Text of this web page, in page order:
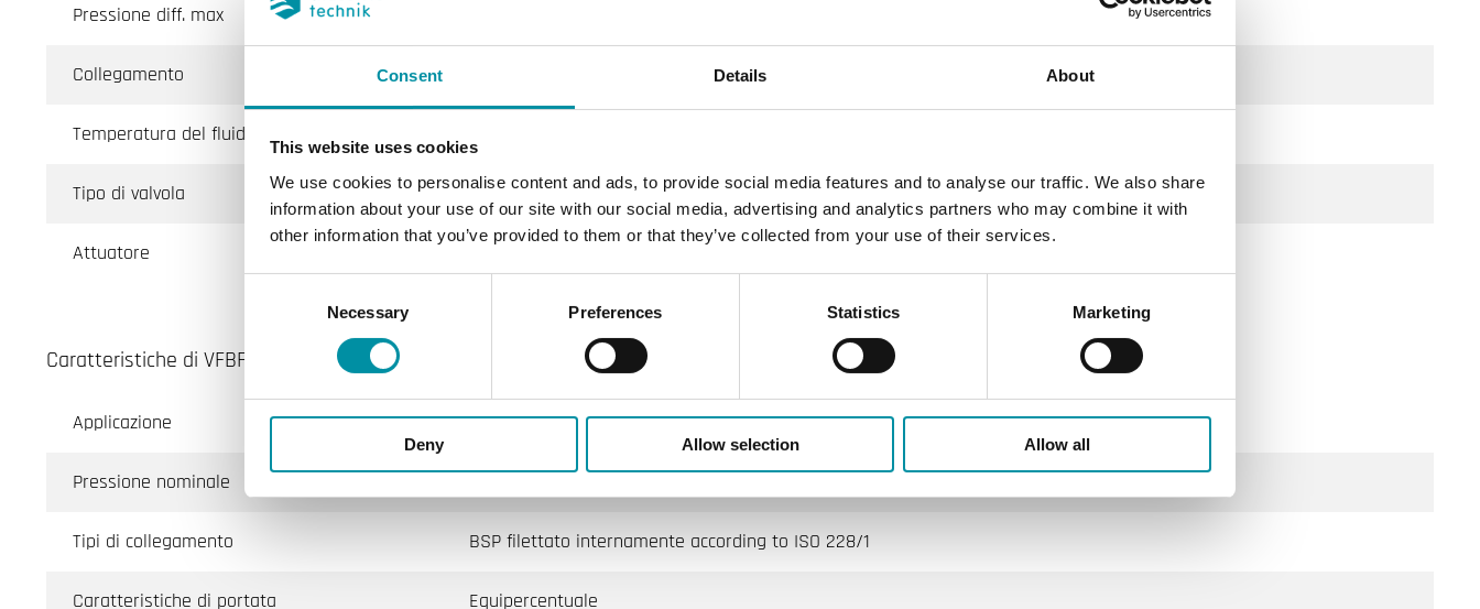
Consent Details About
This website uses cookies
We use cookies to personalise content and ads, to provide social media features and to analyse our traffic. We also share
information about your use of our site with our social media, advertising and analytics partners who may combine it with
other information that you’ve provided to them or that they’ve collected from your use of their services.
Necessary Preferences Statistics Marketing
Deny Allow selection Allow all
Pressione diff. max
Collegamento
Temperatura del fluido
Tipo di valvola 2 Vie
Attuatore RVAN5, RVAN10
Caratteristiche di VFBF, Valvole di Regolazione a 2/3 Vie con Filettatura Interna, DN15–50
Applicazione Riscaldamento, Raffreddamento, Ventilazione
Pressione nominale
Tipi di collegamento BSP filettato internamente according to ISO 228/1
Caratteristiche di portata Equipercentuale